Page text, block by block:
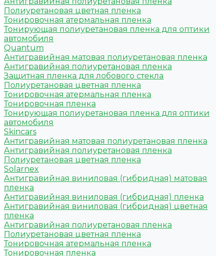
Полиуретановая цветная пленка
Тонировочная атермальная пленка
Тонирующая полиуретановая пленка для оптики
автомобиля
Quantum
Антигравийная матовая полиуретановая пленка
Антигравийная полиуретановая пленка
Защитная пленка для лобового стекла
Полиуретановая цветная пленка
Тонировочная атермальная пленка
Тонировочная пленка
Тонирующая полиуретановая пленка для оптики
автомобиля
Skincars
Антигравийная матовая полиуретановая пленка
Антигравийная полиуретановая пленка
Полиуретановая цветная пленка
Solarnex
Антигравийная виниловая (гибридная) матовая
пленка
Антигравийная виниловая (гибридная) пленка
Антигравийная виниловая (гибридная) цветная
пленка
Антигравийная полиуретановая пленка
Полиуретановая цветная пленка
Тонировочная атермальная пленка
Тонировочная пленка